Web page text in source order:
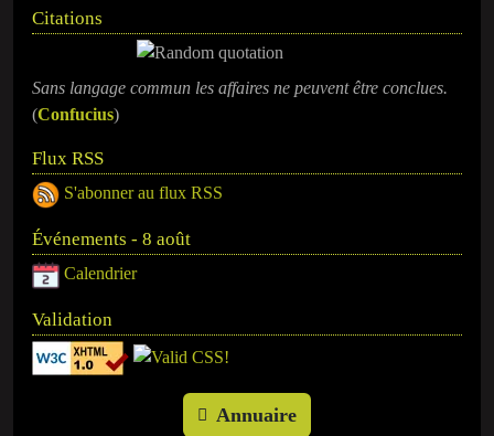
Citations
Sans langage commun les affaires ne peuvent être conclues.
(Confucius)
Flux RSS
S'abonner au flux RSS
Événements - 8 août
Calendrier
Validation
Annuaire